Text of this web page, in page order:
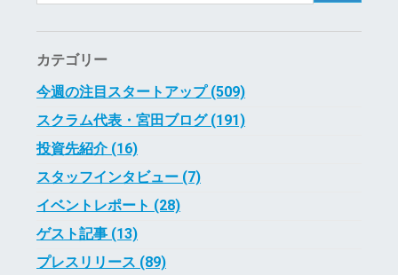
カテゴリー
今週の注目スタートアップ (509)
スクラム代表・宮田ブログ (191)
投資先紹介 (16)
スタッフインタビュー (7)
イベントレポート (28)
ゲスト記事 (13)
プレスリリース (89)